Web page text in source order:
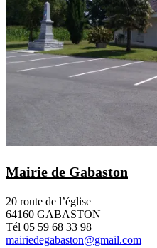
Mairie de Gabaston
20 route de l’église
64160 GABASTON
Tél 05 59 68 33 98
mairiedegabaston@gmail.com